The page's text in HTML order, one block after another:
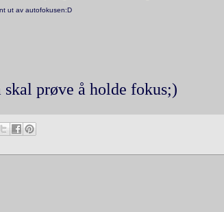
ut av autofokusen:D
prøve å holde fokus;)